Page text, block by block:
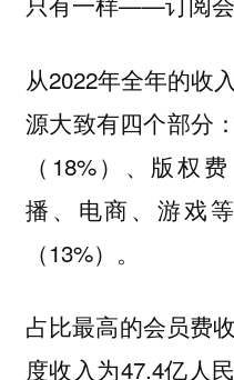
从2022年全年的收
源大致有四个部分
（18%）、版权
播、电商、游戏
（13%）。
占比最高的会员费
度收入为47.4亿人